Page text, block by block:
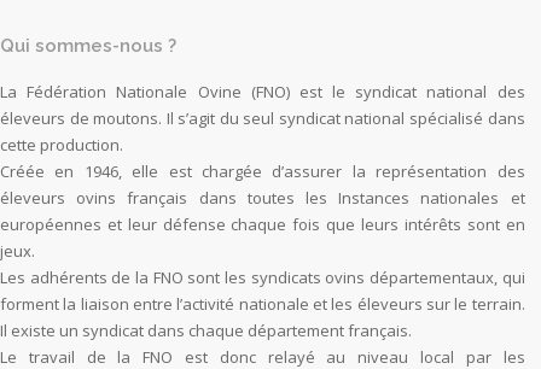
Qui sommes-nous ?
La Fédération Nationale Ovine (FNO) est le syndicat national des
éleveurs de moutons. Il s’agit du seul syndicat national spécialisé dans
cette production.
Créée en 1946, elle est chargée d’assurer la représentation des
éleveurs ovins français dans toutes les Instances nationales et
européennes et leur défense chaque fois que leurs intérêts sont en
jeux.
Les adhérents de la FNO sont les syndicats ovins départementaux, qui
forment la liaison entre l’activité nationale et les éleveurs sur le terrain.
Il existe un syndicat dans chaque département français.
Le travail de la FNO est donc relayé au niveau local par les